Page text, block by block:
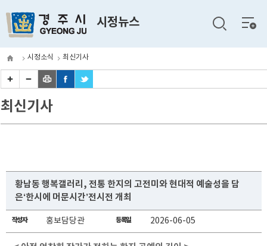
시정뉴스
전체
메뉴
시정소식 최신기사
최신기사
황남동 행복갤러리, 전통 한지의 고전미와 현대적 예술성을 담
은‘한시에 머문시간’전시전 개최
작성자 홍보담당관 등록일 2026-06-05